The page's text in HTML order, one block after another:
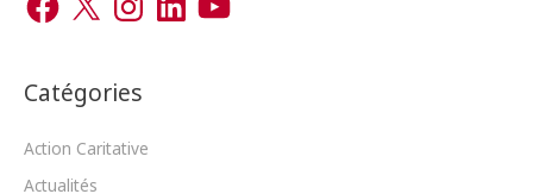
r
e
a
o
k
n
s
r
a
n
o
Catégories
Action Caritative
Actualités